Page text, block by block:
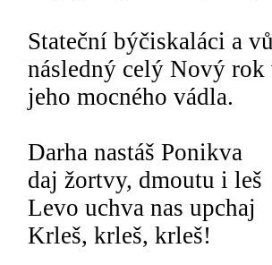
Stateční býčiskaláci a
následný celý Nový
jeho mocného vádla.
Darha nastáš Ponikva
daj žortvy, dmoutu i leš
Levo uchva nas upchaj
Krleš, krleš, krleš!